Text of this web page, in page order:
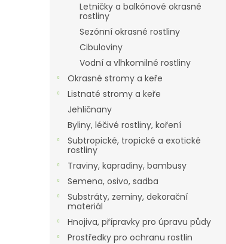
Letničky a balkónové okrasné
rostliny
Sezónní okrasné rostliny
Cibuloviny
Vodní a vlhkomilné rostliny
Okrasné stromy a keře
Listnaté stromy a keře
Jehličnany
Byliny, léčivé rostliny, koření
Subtropické, tropické a exotické
rostliny
Traviny, kapradiny, bambusy
Semena, osivo, sadba
Substráty, zeminy, dekorační
materiál
Hnojiva, přípravky pro úpravu půdy
Prostředky pro ochranu rostlin